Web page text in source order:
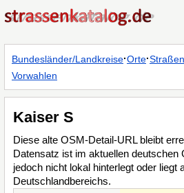
Bundesländer/Landkreise·Orte·Straßen
Vorwahlen
Kaiser S
Diese alte OSM-Detail-URL bleibt
Datensatz ist im aktuellen
jedoch nicht lokal hinterlegt oder liegt
Deutschlandbereichs.